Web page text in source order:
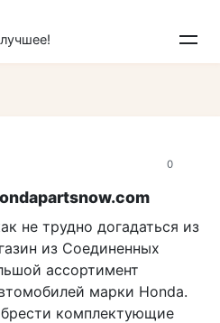
0
не трудно догадаться из
из Соединенных
ассортимент
марки Honda.
комплектующие